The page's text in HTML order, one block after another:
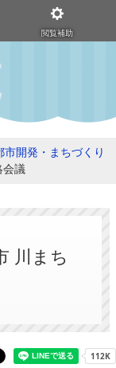
閲覧補助
市開発・まちづくり
会議
川まち